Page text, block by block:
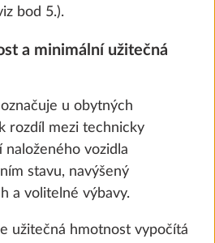
spínačem
Přidat
bod 5.).
a minimální užitečná
u obytných
rozdíl mezi technicky
vozidla
stavu, navýšený
a volitelné výbavy.
užitečná hmotnost vypočítá